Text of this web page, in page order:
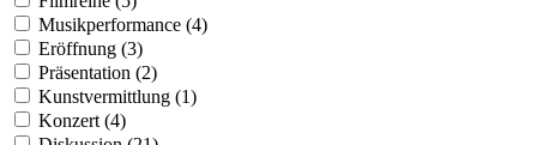
Musikperformance (4)
Eröffnung (3)
Präsentation (2)
Kunstvermittlung (1)
Konzert (4)